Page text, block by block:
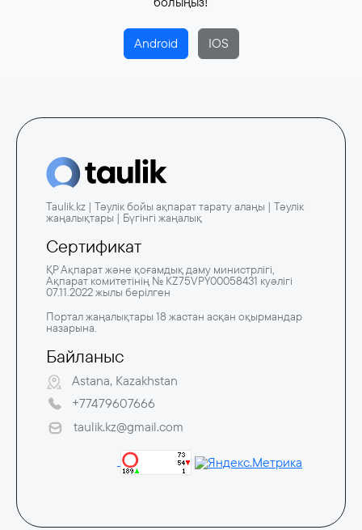
Android IOS
Taulik.kz | Тәулік бойы ақпарат тарату алаңы | Тәулік
жаңалықтары | Бүгінгі жаңалық
Сертификат
ҚР Ақпарат және қоғамдық даму министрлігі,
Ақпарат комитетінің № KZ75VPY00058431 куәлігі
07.11.2022 жылы берілген
Портал жаңалықтары 18 жастан асқан оқырмандар
назарына.
Байланыс
Astana, Kazakhstan
+77479607666
taulik.kz@gmail.com